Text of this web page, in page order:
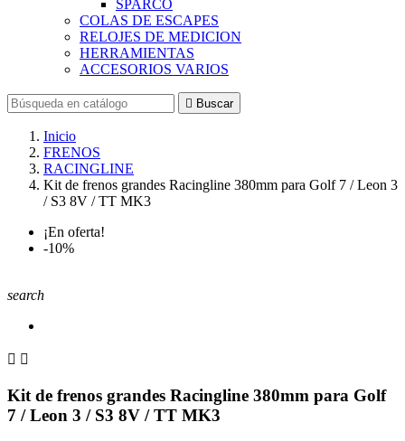
SPARCO
COLAS DE ESCAPES
RELOJES DE MEDICION
HERRAMIENTAS
ACCESORIOS VARIOS
 Buscar
Inicio
FRENOS
RACINGLINE
Kit de frenos grandes Racingline 380mm para Golf 7 / Leon 3
/ S3 8V / TT MK3
¡En oferta!
-10%
search
 
Kit de frenos grandes Racingline 380mm para Golf
7 / Leon 3 / S3 8V / TT MK3